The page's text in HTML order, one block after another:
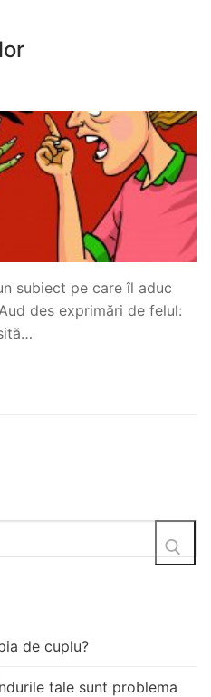
subiect pe care îl aduc
des exprimări de felul:
de cuplu?
tale sunt problema